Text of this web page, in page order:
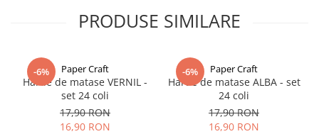
PRODUSE SIMILARE
-6% Paper Craft
Hartie de matase VERNIL -
set 24 coli
17,90 RON
16,90 RON
-6% Paper Craft
Hartie de matase ALBA - set
24 coli
17,90 RON
16,90 RON